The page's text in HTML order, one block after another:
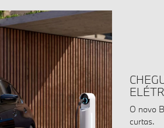
O novo
curtas.